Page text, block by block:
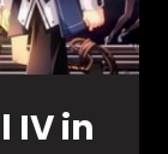
IV in